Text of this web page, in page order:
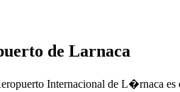
de Larnaca
Internacional de L�rnaca